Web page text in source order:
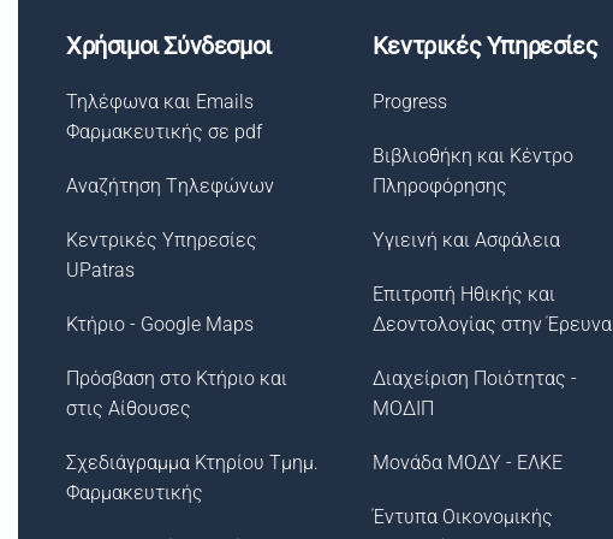
Χρήσιμοι Σύνδεσμοι
Τηλέφωνα και Emails
Φαρμακευτικής σε pdf
Αναζήτηση Tηλεφώνων
Κεντρικές Υπηρεσίες
UPatras
Κτήριο - Google Maps
Πρόσβαση στο Κτήριο και
στις Αίθουσες
Σχεδιάγραμμα Κτηρίου Τμημ.
Φαρμακευτικής
Κεντρικές Υπηρεσίες
Progress
Βιβλιοθήκη και Κέντρο
Πληροφόρησης
Υγιεινή και Ασφάλεια
Επιτροπή Ηθικής και
Δεοντολογίας στην Έρευνα
Διαχείριση Ποιότητας -
ΜΟΔΙΠ
Μονάδα ΜΟΔΥ - ΕΛΚΕ
Έντυπα Οικονομικής